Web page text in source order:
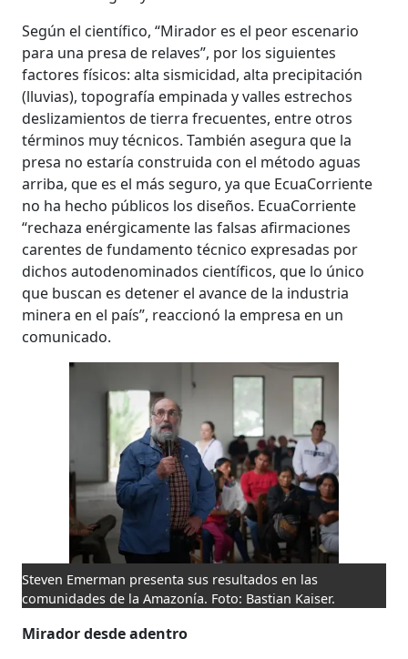
Según el científico, “Mirador es el peor escenario
para una presa de relaves”, por los siguientes
factores físicos: alta sismicidad, alta precipitación
(lluvias), topografía empinada y valles estrechos
deslizamientos de tierra frecuentes, entre otros
términos muy técnicos. También asegura que la
presa no estaría construida con el método aguas
arriba, que es el más seguro, ya que EcuaCorriente
no ha hecho públicos los diseños. EcuaCorriente
“rechaza enérgicamente las falsas afirmaciones
carentes de fundamento técnico expresadas por
dichos autodenominados científicos, que lo único
que buscan es detener el avance de la industria
minera en el país”, reaccionó la empresa en un
comunicado.
Steven Emerman presenta sus resultados en las
comunidades de la Amazonía. Foto: Bastian Kaiser.
Mirador desde adentro